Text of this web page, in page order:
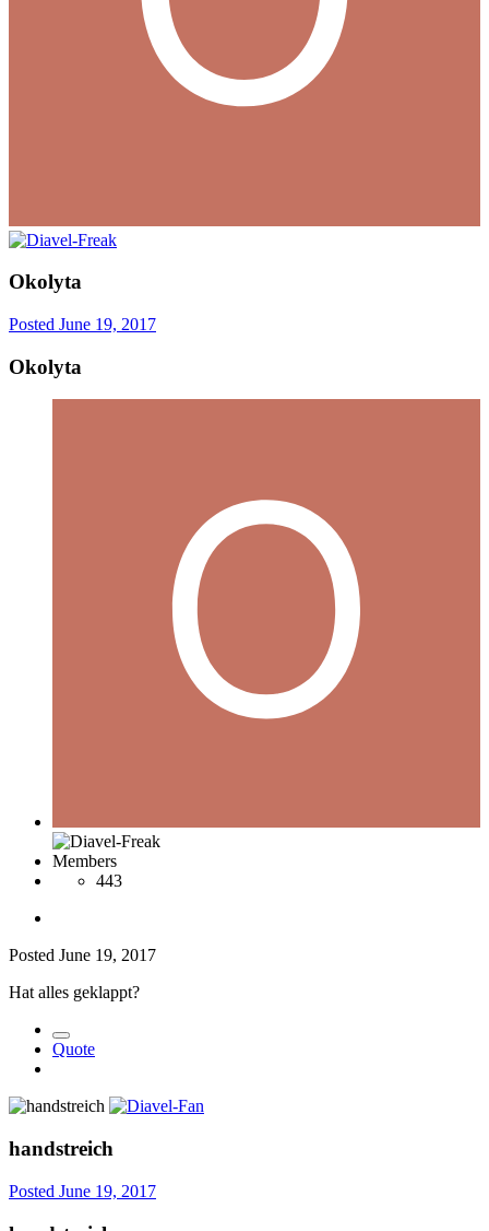
Okolyta
Posted June 19, 2017
Okolyta
Members
443
Posted June 19, 2017
Hat alles geklappt?
Quote
handstreich
Posted June 19, 2017